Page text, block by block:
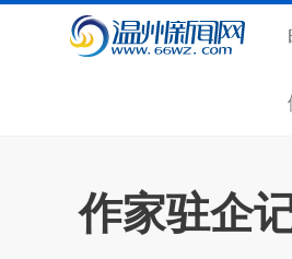
作家驻企